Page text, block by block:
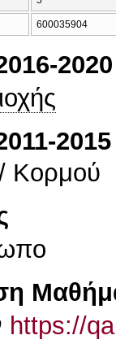
600035904
2020
2015
Κορμού
https://